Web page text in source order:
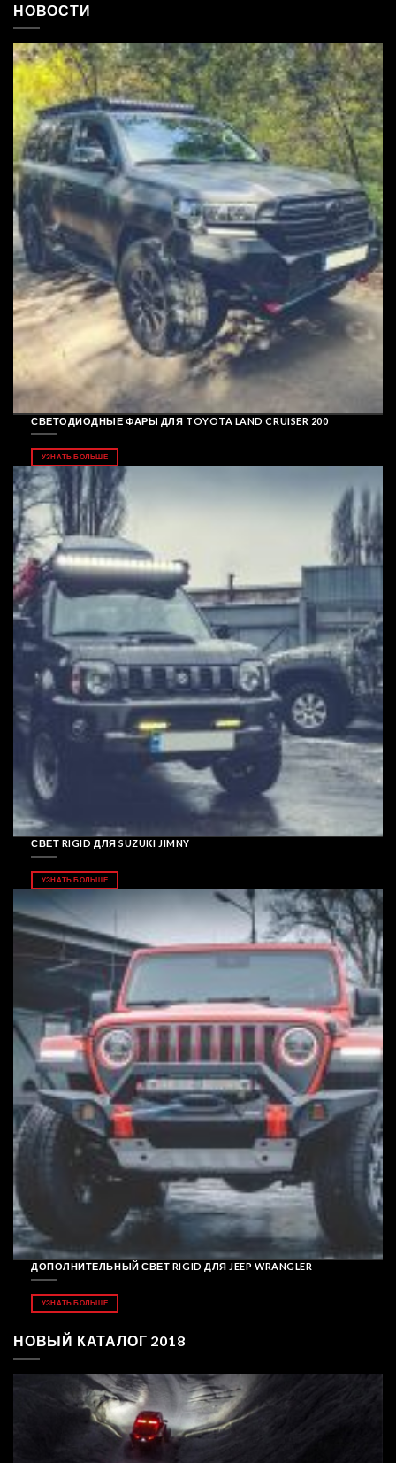
НОВОСТИ
СВЕТОДИОДНЫЕ ФАРЫ ДЛЯ TOYOTA LAND CRUISER 200
УЗНАТЬ БОЛЬШЕ
СВЕТ RIGID ДЛЯ SUZUKI JIMNY
УЗНАТЬ БОЛЬШЕ
ДОПОЛНИТЕЛЬНЫЙ СВЕТ RIGID ДЛЯ JEEP WRANGLER
УЗНАТЬ БОЛЬШЕ
НОВЫЙ КАТАЛОГ 2018